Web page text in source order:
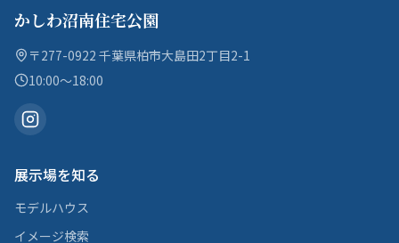
かしわ沼南住宅公園
〒277-0922 千葉県柏市大島田2丁目2-1
10:00〜18:00
展示場を知る
モデルハウス
イメージ検索